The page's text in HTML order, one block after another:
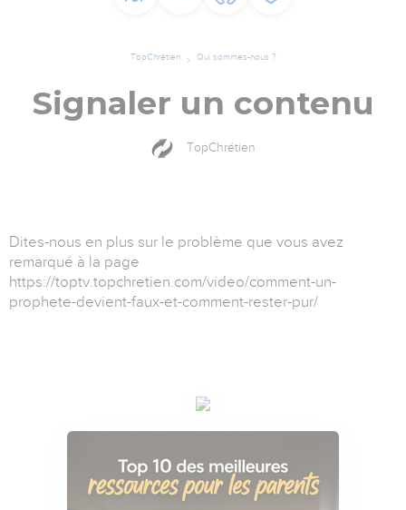
TopChrétien Qui sommes-nous ?
Signaler un contenu
TopChrétien
Dites-nous en plus sur le problème que vous avez
remarqué à la page
https://toptv.topchretien.com/video/comment-un-
prophete-devient-faux-et-comment-rester-pur/